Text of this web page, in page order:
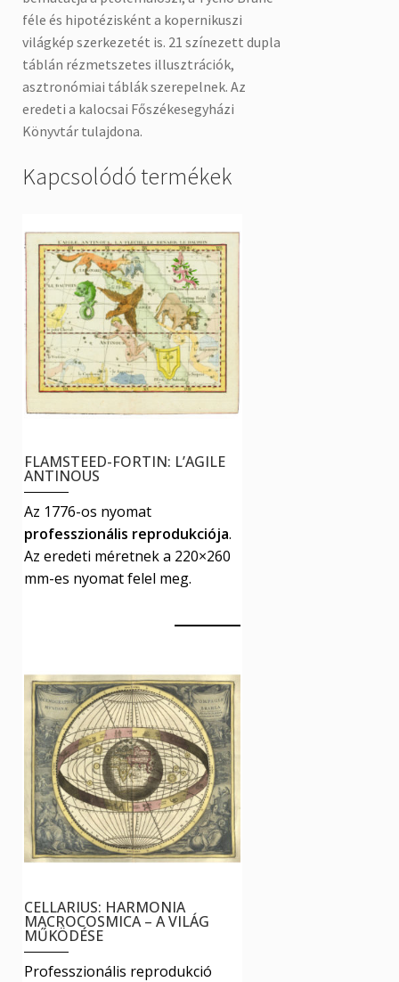
féle és hipotézisként a kopernikuszi
világkép szerkezetét is. 21 színezett dupla
táblán rézmetszetes illusztrációk,
asztronómiai táblák szerepelnek. Az
eredeti a kalocsai Főszékesegyházi
Könyvtár tulajdona.
Kapcsolódó termékek
FLAMSTEED-FORTIN: L’AGILE
ANTINOUS
Az 1776-os nyomat
professzionális reprodukciója.
Az eredeti méretnek a 220×260
mm-es nyomat felel meg.
terméknek
több
variációja
van.
A
változatok
a
termékoldalon
választhatók
CELLARIUS: HARMONIA
MACROCOSMICA – A VILÁG
MŰKÖDÉSE
Professzionális reprodukció